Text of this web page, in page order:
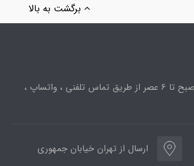
برگشت به بالا
ساعت پاسخگویی از 10صبح تا 6 عصر از طریق تماس تلفنی ، واتساپ ،
ارسال از تهران خیابان جمهوری